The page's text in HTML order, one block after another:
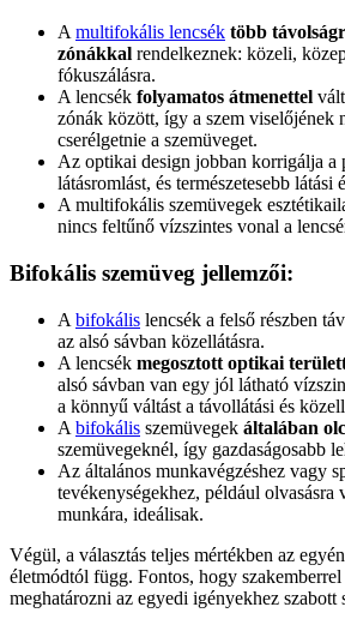
A multifokális lencsék több
zónákkal rendelkeznek: közeli,
fókuszálásra.
A lencsék folyamatos átmenettel
zónák között, így a szem viselőjének
cserélgetnie a szemüveget.
Az optikai design jobban korrigálja a
látásromlást, és természetesebb látási
A multifokális szemüvegek
nincs feltűnő vízszintes vonal a
Bifokális szemüveg jellemzői:
A bifokális lencsék a felső részben
az alsó sávban közellátásra.
A lencsék megosztott optikai
alsó sávban van egy jól látható
a könnyű váltást a távollátási és
A bifokális szemüvegek általában
szemüvegeknél, így gazdaságosabb
Az általános munkavégzéshez vagy
tevékenységekhez, például olvasásra
munkára, ideálisak.
Végül, a választás teljes mértékben az
életmódtól függ. Fontos, hogy
meghatározni az egyedi igényekhez szabott